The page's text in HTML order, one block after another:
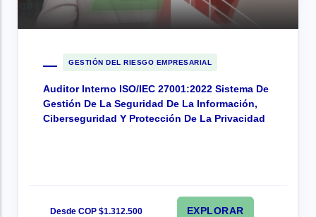
GESTIÓN DEL RIESGO EMPRESARIAL
Auditor Interno ISO/IEC 27001:2022 Sistema De
Gestión De La Seguridad De La Información,
Ciberseguridad Y Protección De La Privacidad
Desde COP $1.312.500 EXPLORAR